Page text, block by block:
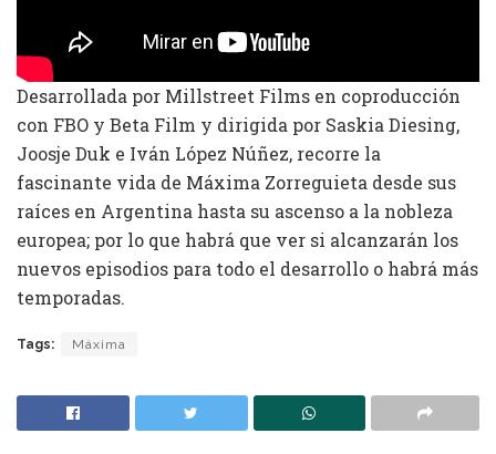
Desarrollada por Millstreet Films en coproducción
con FBO y Beta Film y dirigida por Saskia Diesing,
Joosje Duk e Iván López Núñez, recorre la
fascinante vida de Máxima Zorreguieta desde sus
raíces en Argentina hasta su ascenso a la nobleza
europea; por lo que habrá que ver si alcanzarán los
nuevos episodios para todo el desarrollo o habrá más
temporadas.
Tags: Máxima